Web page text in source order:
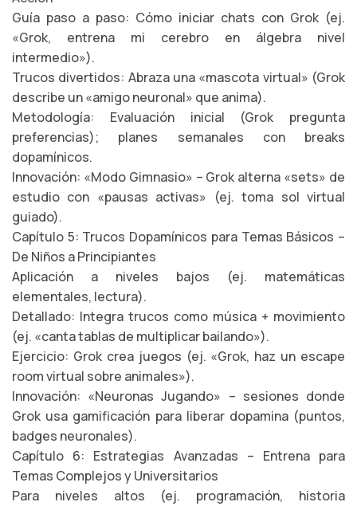
Guía paso a paso: Cómo iniciar chats con Grok (ej.
«Grok, entrena mi cerebro en álgebra nivel
intermedio»).
Trucos divertidos: Abraza una «mascota virtual» (Grok
describe un «amigo neuronal» que anima).
Metodología: Evaluación inicial (Grok pregunta
preferencias); planes semanales con breaks
dopamínicos.
Innovación: «Modo Gimnasio» – Grok alterna «sets» de
estudio con «pausas activas» (ej. toma sol virtual
guiado).
Capítulo 5: Trucos Dopamínicos para Temas Básicos –
De Niños a Principiantes
Aplicación a niveles bajos (ej. matemáticas
elementales, lectura).
Detallado: Integra trucos como música + movimiento
(ej. «canta tablas de multiplicar bailando»).
Ejercicio: Grok crea juegos (ej. «Grok, haz un escape
room virtual sobre animales»).
Innovación: «Neuronas Jugando» – sesiones donde
Grok usa gamificación para liberar dopamina (puntos,
badges neuronales).
Capítulo 6: Estrategias Avanzadas – Entrena para
Temas Complejos y Universitarios
Para niveles altos (ej. programación, historia